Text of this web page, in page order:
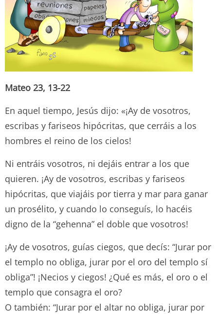
Mateo 23, 13-22
En aquel tiempo, Jesús dijo: «¡Ay de vosotros,
escribas y fariseos hipócritas, que cerráis a los
hombres el reino de los cielos!
Ni entráis vosotros, ni dejáis entrar a los que
quieren. ¡Ay de vosotros, escribas y fariseos
hipócritas, que viajáis por tierra y mar para ganar
un prosélito, y cuando lo conseguís, lo hacéis
digno de la “gehenna” el doble que vosotros!
¡Ay de vosotros, guías ciegos, que decís: “Jurar por
el templo no obliga, jurar por el oro del templo sí
obliga”! ¡Necios y ciegos! ¿Qué es más, el oro o el
templo que consagra el oro?
O también: “Jurar por el altar no obliga, jurar por